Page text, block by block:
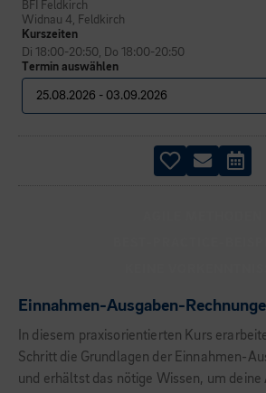
BFI Feldkirch
Widnau 4, Feldkirch
Termin auswählen
Kurszeiten
Di 18:00-20:50, Do 18:00-20:50
Einnahmen-Ausgaben-
In diesem praxisorientierten Kurs
Schritt die Grundlagen der Einnahmen-
und erhältst das nötige Wissen, um deine